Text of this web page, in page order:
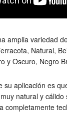
amplia variedad
Natural,
y Oscuro, Negro
su aplicación es
natural y cálido
completamente